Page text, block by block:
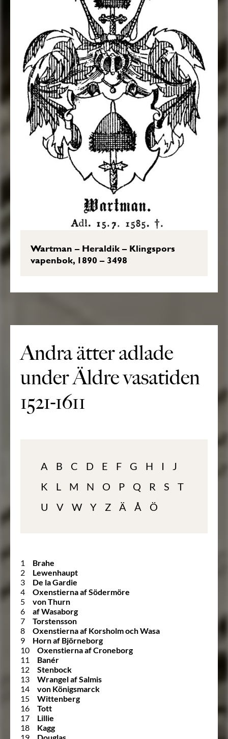
Wartman – Heraldik – Klingspors
vapenbok, 1890 – 3498
Andra ätter adlade
under Äldre vasatiden
1521-1611
A B C D E F G H I
J
K
L M N O P Q R S
T
U
V W Y Z Ä Å Ö
1
Brahe
2
Lewenhaupt
3
De la Gardie
4
Oxenstierna af Södermöre
5
von Thurn
6
af Wasaborg
7
Torstensson
8
Oxenstierna af Korsholm och Wasa
9
Horn af Björneborg
10
Oxenstierna af Croneborg
11
Banér
12
Stenbock
13
Wrangel af Salmis
14
von Königsmarck
15
Wittenberg
16
Tott
17
Lillie
18
Kagg